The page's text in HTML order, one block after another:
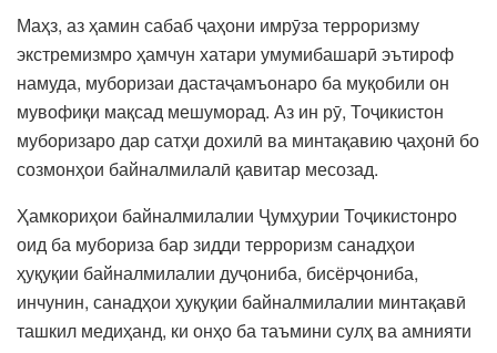
Маҳз, аз ҳамин сабаб ҷаҳони имрӯза терроризму
экстремизмро ҳамчун хатари умумибашарӣ эътироф
намуда, муборизаи дастаҷамъонаро ба муқобили он
мувофиқи мақсад мешуморад. Аз ин рӯ, Тоҷикистон
муборизаро дар сатҳи дохилӣ ва минтақавию ҷаҳонӣ бо
созмонҳои байналмилалӣ қавитар месозад.
Ҳамкориҳои байналмилалии Ҷумҳурии Тоҷикистонро
оид ба мубориза бар зидди терроризм санадҳои
ҳуқуқии байналмилалии дуҷониба, бисёрҷониба,
инчунин, санадҳои ҳуқуқии байналмилалии минтақавӣ
ташкил медиҳанд, ки онҳо ба таъмини сулҳ ва амнияти